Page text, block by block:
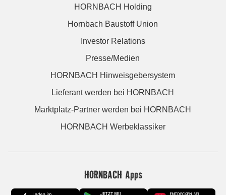
HORNBACH Holding
Hornbach Baustoff Union
Investor Relations
Presse/Medien
HORNBACH Hinweisgebersystem
Lieferant werden bei HORNBACH
Marktplatz-Partner werden bei HORNBACH
HORNBACH Werbeklassiker
HORNBACH Apps